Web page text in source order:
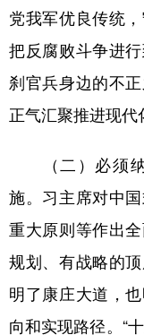
党我军优良传统
把反腐败斗争进
刹官兵身边的不
正气汇聚推进现代
（二）必须纳
施。习主席对中
重大原则等作出
规划、有战略的
明了康庄大道，
向和实现路径。“